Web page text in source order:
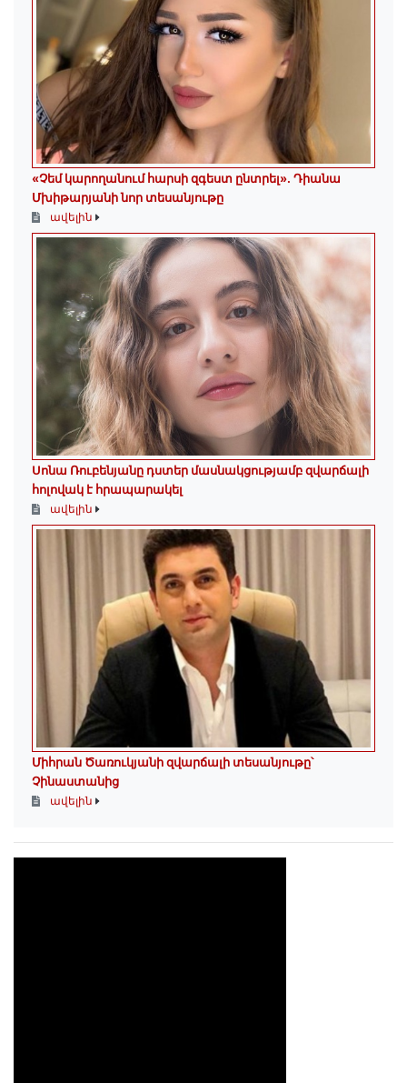
«Չեմ կարողանում հարսի զգեստ ընտրել». Դիանա
Մխիթարյանի նոր տեսանյութը
ավելին
Սոնա Ռուբենյանը դստեր մասնակցությամբ զվարճալի
հոլովակ է հրապարակել
ավելին
Միհրան Ծառուկյանի զվարճալի տեսանյութը՝
Չինաստանից
ավելին